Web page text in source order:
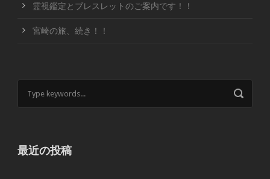
霊視鑑定とブレスレットのご案内です！！
宮崎の旅、続き！！
最近の投稿